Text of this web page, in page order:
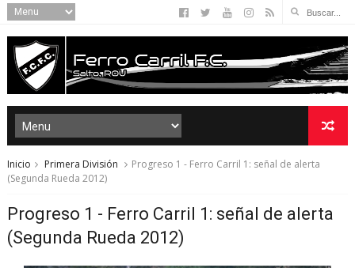
Inicio Primera División
Progreso 1 - Ferro Carril 1: señal de alerta
(Segunda Rueda 2012)
Progreso 1 - Ferro Carril 1: señal de alerta
(Segunda Rueda 2012)